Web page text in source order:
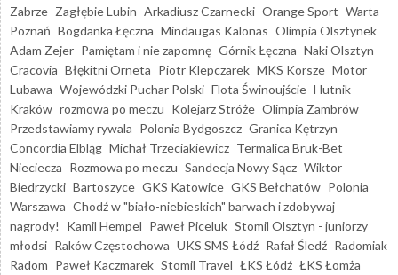
Zabrze Zagłębie Lubin Arkadiusz Czarnecki Orange Sport Warta
Poznań Bogdanka Łęczna Mindaugas Kalonas Olimpia Olsztynek
Adam Zejer Pamiętam i nie zapomnę Górnik Łęczna Naki Olsztyn
Cracovia Błękitni Orneta Piotr Klepczarek MKS Korsze Motor
Lubawa Wojewódzki Puchar Polski Flota Świnoujście Hutnik
Kraków rozmowa po meczu Kolejarz Stróże Olimpia Zambrów
Przedstawiamy rywala Polonia Bydgoszcz Granica Kętrzyn
Concordia Elbląg Michał Trzeciakiewicz Termalica Bruk-Bet
Nieciecza Rozmowa po meczu Sandecja Nowy Sącz Wiktor
Biedrzycki Bartoszyce GKS Katowice GKS Bełchatów Polonia
Warszawa Chodź w "biało-niebieskich" barwach i zdobywaj
nagrody!
Kamil Hempel Paweł Piceluk Stomil Olsztyn - juniorzy
młodsi Raków Częstochowa UKS SMS Łódź Rafał Śledź Radomiak
Radom Paweł Kaczmarek Stomil Travel ŁKS Łódź ŁKS Łomża